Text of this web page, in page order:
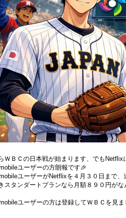
ＷＢＣの日本戦が始まります、でも
ユーザーの方朗報です🎉
ユーザーがNetflixを４月３０日まで
スタンダートプランなら月額８９０円が
ユーザーの方は登録してＷＢＣを見